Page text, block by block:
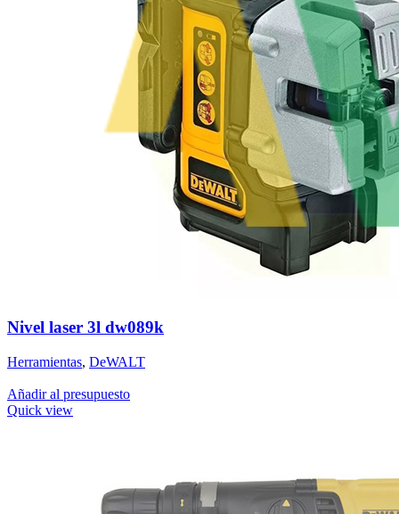
Nivel laser 3l dw089k
Herramientas, DeWALT
Añadir al presupuesto
Quick view